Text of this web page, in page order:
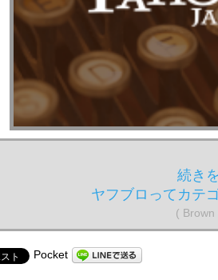
続き
ヤフブロってカテ
( Brown
Pocket